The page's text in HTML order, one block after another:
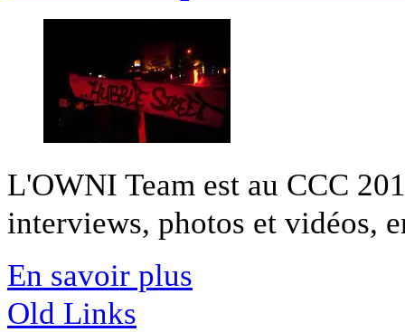
L'OWNI Team est au CCC
interviews, photos et vidéos,
En savoir plus
Old Links